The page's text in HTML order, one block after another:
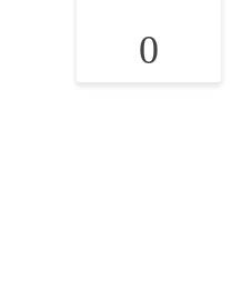
0